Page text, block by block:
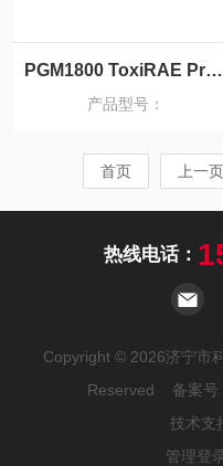
PGM1800 ToxiRAE Pro PID 个人用VOC检测仪
产品型号：
首页 上一页
热线电话：
Copyright © 2026济宁市
Reserved 备案号
技术支
管理登